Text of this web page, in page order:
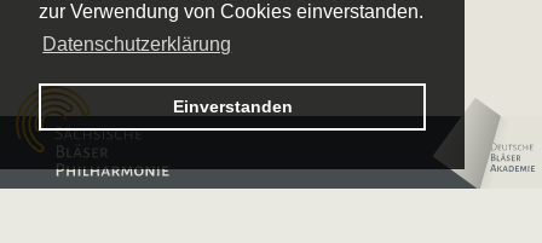
zur Verwendung von Cookies einverstanden.
Datenschutzerklärung
Einverstanden
Logo – Sächsische Bläserphilharmonie
Logo – Deutsche